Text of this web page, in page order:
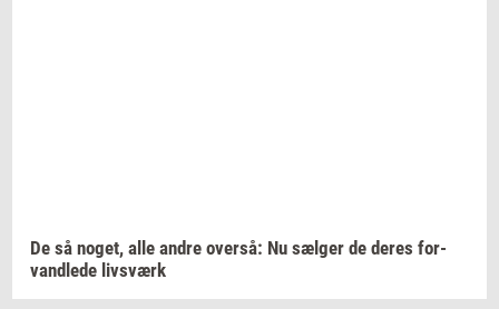
De så noget, alle andre over­så: Nu sæl­ger de deres for­
vand­le­de livs­værk